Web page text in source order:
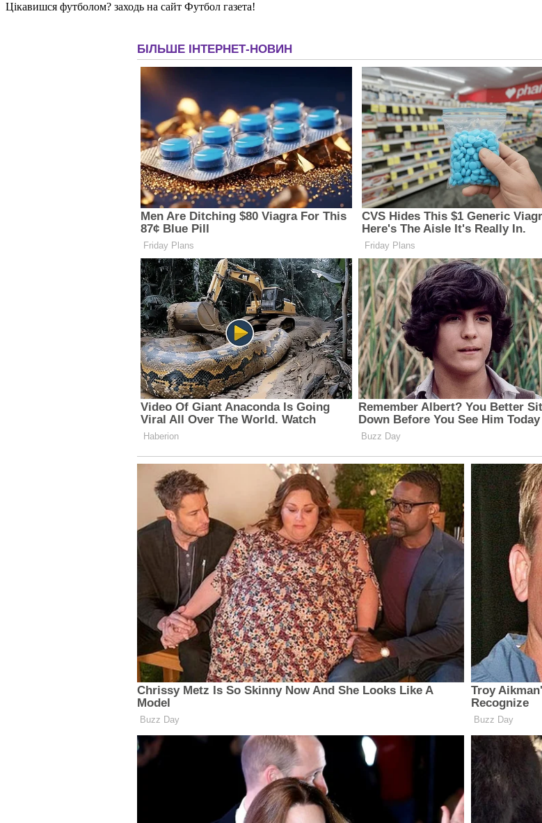
Цікавишся футболом? заходь на сайт Футбол газета!